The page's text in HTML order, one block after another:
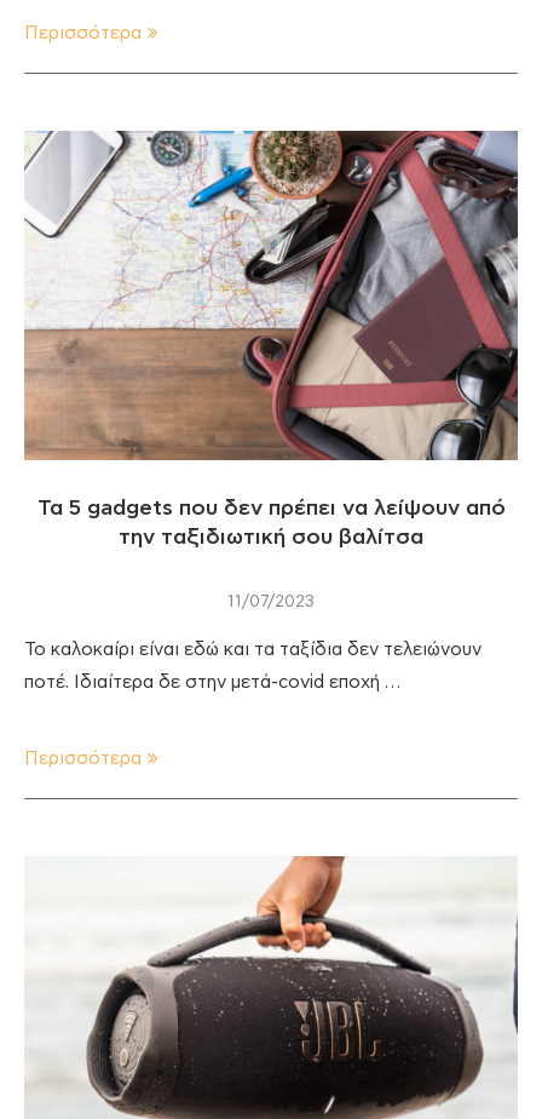
Περισσότερα
Τα 5 gadgets που δεν πρέπει να λείψουν από
την ταξιδιωτική σου βαλίτσα
11/07/2023
Το καλοκαίρι είναι εδώ και τα ταξίδια δεν τελειώνουν
ποτέ. Ιδιαίτερα δε στην μετά-covid εποχή …
Περισσότερα